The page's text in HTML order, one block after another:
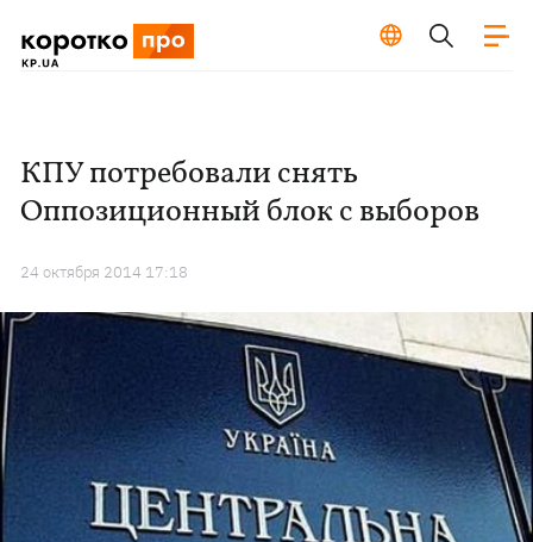
КПУ потребовали снять
Оппозиционный блок с выборов
24 октября 2014 17:18